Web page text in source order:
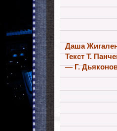
Даша
Текст Т.
— Г.